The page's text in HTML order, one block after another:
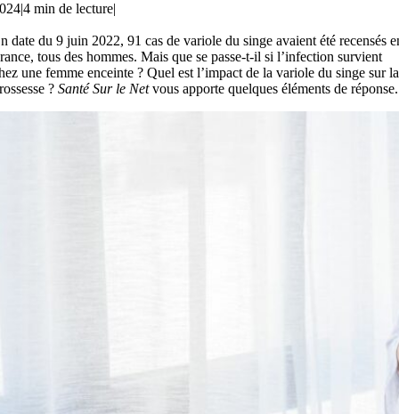
|4 min de lecture|
date du 9 juin 2022, 91 cas de variole du singe avaient été recensés
tous des hommes. Mais que se passe-t-il si l’infection survient
une femme enceinte ? Quel est l’impact de la variole du singe sur la
? Santé Sur le Netvous apporte quelques éléments de réponse.